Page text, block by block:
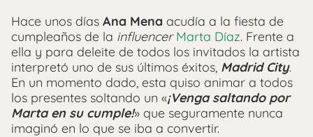
Hace unos días Ana Mena acudía a la fiesta de
cumpleaños de la influencer Marta Díaz. Frente a
ella y para deleite de todos los invitados la artista
interpretó uno de sus últimos éxitos, Madrid City.
En un momento dado, esta quiso animar a todos
los presentes soltando un «¡Venga saltando por
Marta en su cumple!» que seguramente nunca
imaginó en lo que se iba a convertir.